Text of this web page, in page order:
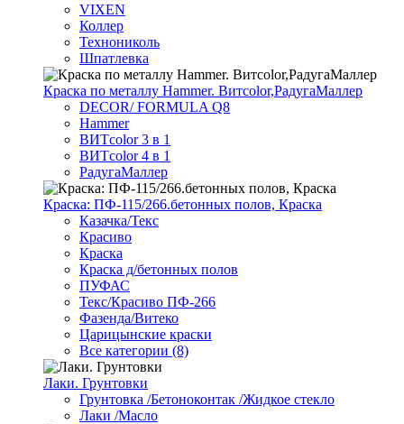
VIXEN
Коллер
Технониколь
Шпатлевка
Краска по металлу Hammer. Витcolor,РадугаМаллер
DECOR/ FORMULA Q8
Hammer
ВИТcolor 3 в 1
ВИТcolor 4 в 1
РадугаМаллер
Краска: ПФ-115/266.бетонных полов, Краска
Казачка/Текс
Красиво
Краска
Краска д/бетонных полов
ПУФАС
Текс/Красиво ПФ-266
Фазенда/Витеко
Царицынские краски
Все категории (8)
Лаки. Грунтовки
Грунтовка /Бетоноконтак /Жидкое стекло
Лаки /Масло